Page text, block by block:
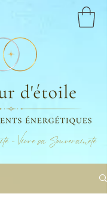
Vivre sa Souveraineté